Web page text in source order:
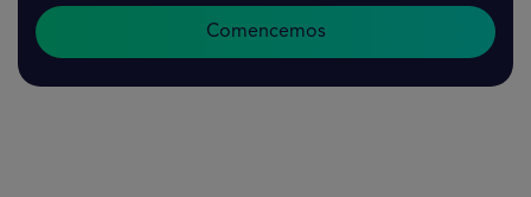
Comencemos